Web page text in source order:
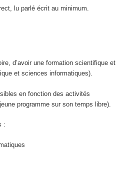
lu parlé écrit au minimum.
d’avoir une formation scientifique et
et sciences informatiques).
en fonction des activités
programme sur son temps libre).
: